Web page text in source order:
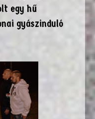
egy hű
gyászinduló